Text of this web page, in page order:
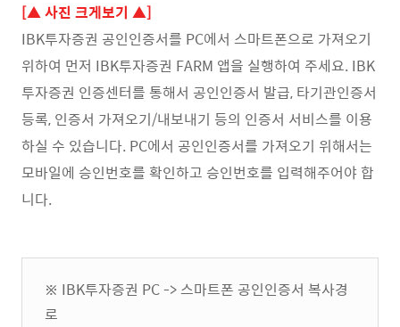
[▲ 사진 크게보기 ▲]
IBK투자증권 공인인증서를 PC에서 스마트폰으로 가져오기
위하여 먼저 IBK투자증권 FARM 앱을 실행하여 주세요. IBK
투자증권 인증센터를 통해서 공인인증서 발급, 타기관인증서
등록, 인증서 가져오기/내보내기 등의 인증서 서비스를 이용
하실 수 있습니다. PC에서 공인인증서를 가져오기 위해서는
모바일에 승인번호를 확인하고 승인번호를 입력해주어야 합
니다.
※ IBK투자증권 PC -> 스마트폰 공인인증서 복사경
로